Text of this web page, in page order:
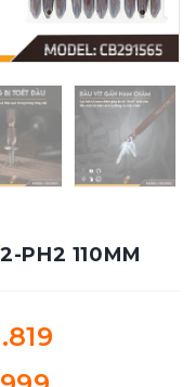
PH2 110MM